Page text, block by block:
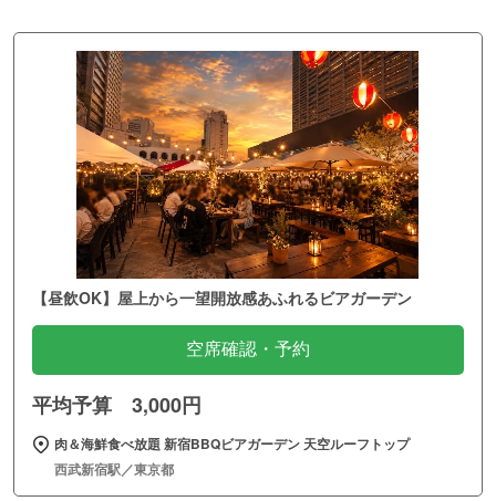
【昼飲OK】屋上から一望開放感あふれるビアガーデン
空席確認・予約
平均予算 3,000円
肉＆海鮮食べ放題 新宿BBQビアガーデン 天空ルーフトップ
西武新宿駅／東京都